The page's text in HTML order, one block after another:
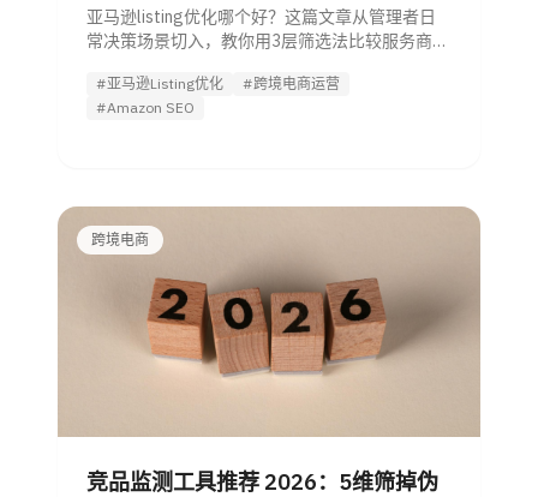
亚马逊listing优化哪个好？这篇文章从管理者日
常决策场景切入，教你用3层筛选法比较服务商、
找到能提升点击与转化的优化方式。
#亚马逊Listing优化
#跨境电商运营
#Amazon SEO
跨境电商
竞品监测工具推荐 2026：5维筛掉伪